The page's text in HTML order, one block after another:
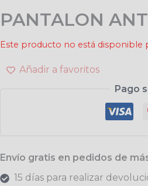
PANTALON
Este producto no está disponible
Añadir a favoritos
Pago
Envío gratis en pedidos de
15 días para realizar